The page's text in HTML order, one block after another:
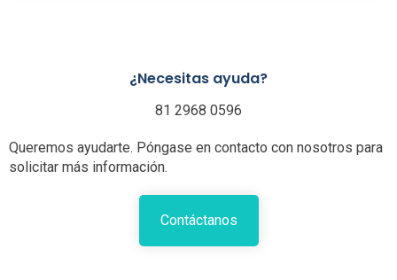
¿Necesitas ayuda?
81 2968 0596
Queremos ayudarte. Póngase en contacto con nosotros para
solicitar más información.
Contáctanos